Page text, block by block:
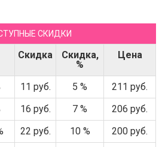
СКИДКИ
Скидка
Скидка,
%
Цена
11 руб. 5 %
211 руб.
16 руб. 7 %
206 руб.
22 руб. 10 %
200 руб.